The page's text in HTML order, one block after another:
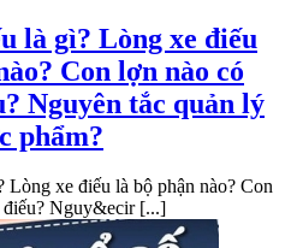
là gì? Lòng xe điếu
Con lợn nào có
Nguyên tắc quản lý
phẩm?
Lòng xe điếu là bộ phận nào? Con
điếu? Nguy&ecir [...]